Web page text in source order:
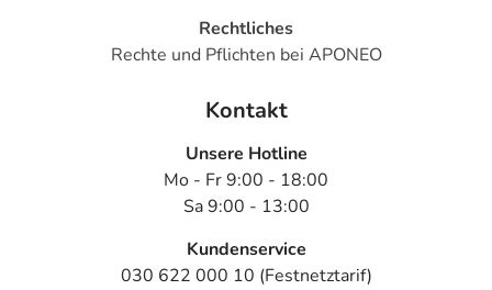
Rechtliches
Rechte und Pflichten bei APONEO
Kontakt
Unsere Hotline
Mo - Fr 9:00 - 18:00
Sa 9:00 - 13:00
Kundenservice
030 622 000 10 (Festnetztarif)